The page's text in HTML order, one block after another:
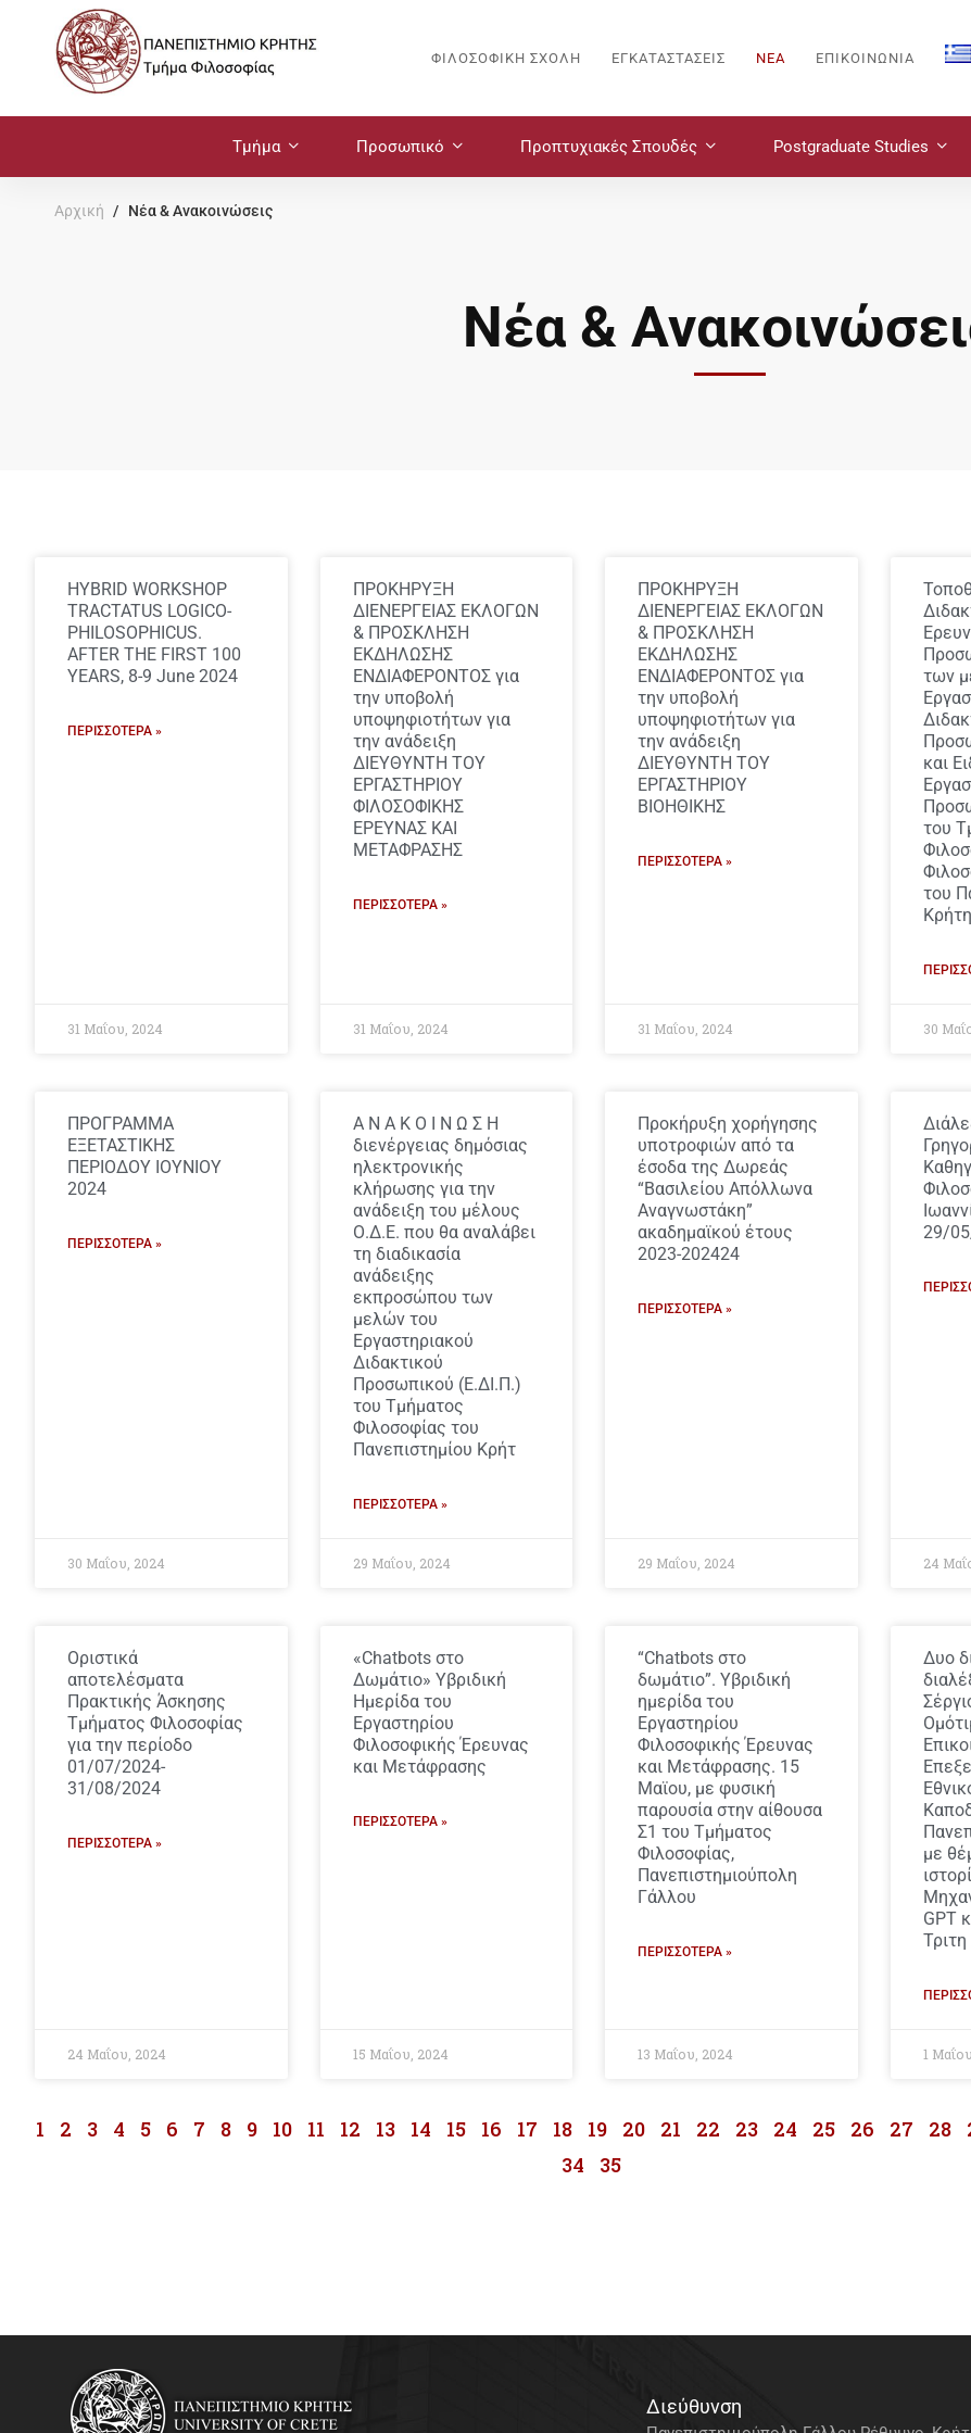
ΦΙΛΟΣΟΦΙΚΗ ΣΧΟΛΗ ΕΓΚΑΤΑΣΤΑΣΕΙΣ ΝΈΑ ΕΠΙΚΟΙΝΩΝΙΑ
Τμήμα Προσωπικό Προπτυχιακές Σπουδές Postgraduate Studies
Αρχική Νέα & Ανακοινώσεις
Νέα &
HYBRID WORKSHOP
TRACTATUS LOGICO-
PHILOSOPHICUS.
AFTER THE FIRST 100
YEARS, 8-9 June 2024
ΠΕΡΙΣΣΌΤΕΡΑ »
31 Μαΐου, 2024
ΠΡΟΚΗΡΥΞΗ
ΔΙΕΝΕΡΓΕΙΑΣ ΕΚΛΟΓΩΝ
& ΠΡΟΣΚΛΗΣΗ
ΕΚΔΗΛΩΣΗΣ
ΕΝΔΙΑΦΕΡΟΝΤΟΣ για
την υποβολή
υποψηφιοτήτων για
την ανάδειξη
ΔΙΕΥΘΥΝΤΗ ΤΟΥ
ΕΡΓΑΣΤΗΡΙΟΥ
ΦΙΛΟΣΟΦΙΚΗΣ
ΕΡΕΥΝΑΣ ΚΑΙ
ΜΕΤΑΦΡΑΣΗΣ
ΠΕΡΙΣΣΌΤΕΡΑ »
31 Μαΐου, 2024
ΠΡΟΚΗΡΥΞΗ
ΔΙΕΝΕΡΓΕΙΑΣ ΕΚΛΟΓΩΝ
& ΠΡΟΣΚΛΗΣΗ
ΕΚΔΗΛΩΣΗΣ
ΕΝΔΙΑΦΕΡΟΝΤΟΣ για
την υποβολή
υποψηφιοτήτων για
την ανάδειξη
ΔΙΕΥΘΥΝΤΗ ΤΟΥ
ΕΡΓΑΣΤΗΡΙΟΥ
ΒΙΟΗΘΙΚΗΣ
ΠΕΡΙΣΣΌΤΕΡΑ »
31 Μαΐου, 2024
των
και
του
του
30
ΠΡΟΓΡΑΜΜΑ
ΕΞΕΤΑΣΤΙΚΗΣ
ΠΕΡΙΟΔΟΥ ΙΟΥΝΙΟΥ
2024
ΠΕΡΙΣΣΌΤΕΡΑ »
30 Μαΐου, 2024
Α Ν Α Κ Ο Ι Ν Ω Σ Η
διενέργειας δημόσιας
ηλεκτρονικής
κλήρωσης για την
ανάδειξη του μέλους
Ο.Δ.Ε. που θα αναλάβει
τη διαδικασία
ανάδειξης
εκπροσώπου των
μελών του
Εργαστηριακού
Διδακτικού
Προσωπικού (Ε.ΔΙ.Π.)
του Τμήματος
Φιλοσοφίας του
Πανεπιστημίου Κρήτ
ΠΕΡΙΣΣΌΤΕΡΑ »
29 Μαΐου, 2024
Προκήρυξη χορήγησης
υποτροφιών από τα
έσοδα της Δωρεάς
“Βασιλείου Απόλλωνα
Αναγνωστάκη”
ακαδημαϊκού έτους
2023-202424
ΠΕΡΙΣΣΌΤΕΡΑ »
29 Μαΐου, 2024
29/
24
Οριστικά
αποτελέσματα
Πρακτικής Άσκησης
Τμήματος Φιλοσοφίας
για την περίοδο
01/07/2024-
31/08/2024
ΠΕΡΙΣΣΌΤΕΡΑ »
24 Μαΐου, 2024
«Chatbots στο
Δωμάτιο» Υβριδική
Ημερίδα του
Εργαστηρίου
Φιλοσοφικής Έρευνας
και Μετάφρασης
ΠΕΡΙΣΣΌΤΕΡΑ »
15 Μαΐου, 2024
“Chatbots στο
δωμάτιο”. Υβριδική
ημερίδα του
Εργαστηρίου
Φιλοσοφικής Έρευνας
και Μετάφρασης. 15
Μαϊου, με φυσική
παρουσία στην αίθουσα
Σ1 του Τμήματος
Φιλοσοφίας,
Πανεπιστημιούπολη
Γάλλου
ΠΕΡΙΣΣΌΤΕΡΑ »
13 Μαΐου, 2024
Δυο
με
GPT
1
1 2 3 4 5 6 7 8 9 10 11 12 13 14 15 16 17 18 19 20 21 22 23 24 25 26 27 28
34
35
Διεύθυνση